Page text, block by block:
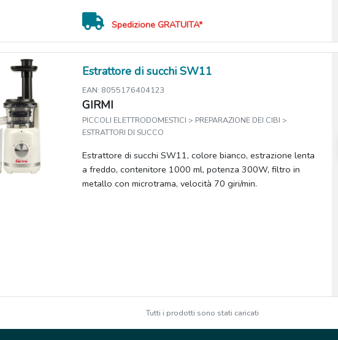
Spedizione GRATUITA*
Estrattore di succhi SW11
EAN: 8055176404123
GIRMI
PICCOLI ELETTRODOMESTICI > PREPARAZIONE DEI CIBI >
ESTRATTORI DI SUCCO
Estrattore di succhi SW11, colore bianco, estrazione lenta
a freddo, contenitore 1000 ml, potenza 300W, filtro in
metallo con microtrama, velocità 70 giri/min.
Tutti i prodotti sono stati caricati